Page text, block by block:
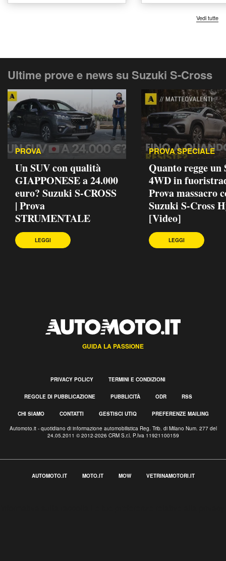
Vedi tutte
Ultime prove e news su Suzuki S-Cross
PROVA
Un SUV con qualità
GIAPPONESE a 24.000
euro? Suzuki S-CROSS
| Prova
STRUMENTALE
LEGGI
PROVA SPECIALE
Quanto regge un
4WD in
Prova massacro
Suzuki S-Cross
[Video]
LEGGI
GUIDA LA PASSIONE
PRIVACY POLICY TERMINI E CONDIZIONI
REGOLE DI PUBBLICAZIONE PUBBLICITÀ ODR RSS
CHI SIAMO CONTATTI GESTISCI UTIQ PREFERENZE MAILING
Automoto.it - quotidiano di informazione automobilistica Reg. Trib. di Milano Num. 277 del
24.05.2011 © 2012-2026 CRM S.r.l. P.Iva 11921100159
AUTOMOTO.IT MOTO.IT MOW VETRINAMOTORI.IT